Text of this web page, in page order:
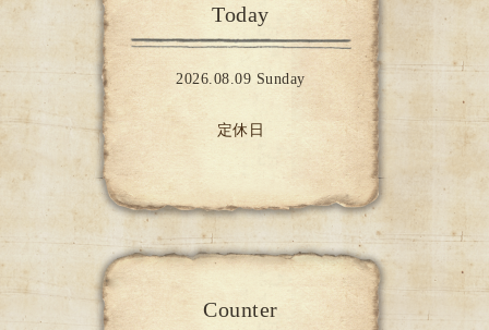
Today
2026.08.09 Sunday
定休日
Counter